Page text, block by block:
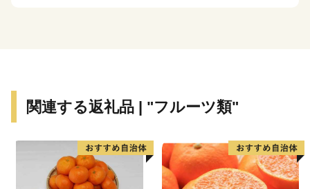
関連する返礼品 | "フルーツ類"